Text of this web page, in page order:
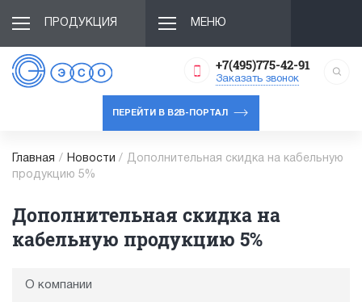
ПРОДУКЦИЯ МЕНЮ
+7(495)775-42-91
Заказать звонок
ПЕРЕЙТИ В B2B-ПОРТАЛ
Главная / Новости / Дополнительная скидка на кабельную
продукцию 5%
Дополнительная скидка на
кабельную продукцию 5%
О компании